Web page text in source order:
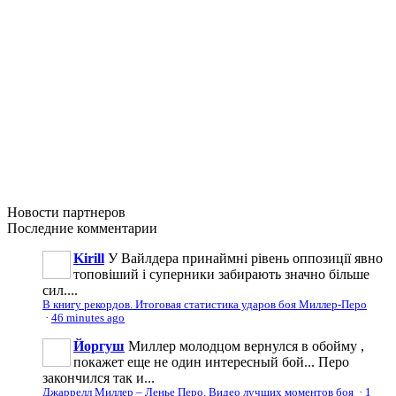
Новости партнеров
Последние комментарии
Kirill У Вайлдера принаймні рівень оппозиції явно
топовіший і суперники забирають значно більше
сил....
В книгу рекордов. Итоговая статистика ударов боя Миллер-Перо
· 46 minutes ago
Йоргуш Миллер молодцом вернулся в обойму ,
покажет еще не один интересный бой... Перо
закончился так и...
Джаррелл Миллер – Ленье Перо. Видео лучших моментов боя · 1